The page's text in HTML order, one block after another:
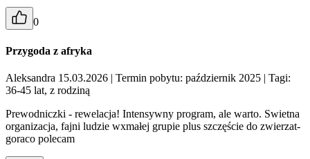
0
Przygoda z afryka
Aleksandra 15.03.2026 | Termin pobytu: październik 2025 | Tagi:
36-45 lat, z rodziną
Prewodniczki - rewelacja! Intensywny program, ale warto. Swietna
organizacja, fajni ludzie wxmałej grupie plus szczęście do zwierzat-
goraco polecam